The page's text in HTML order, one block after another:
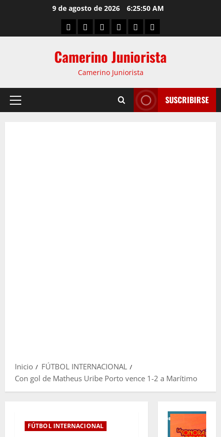
9 de agosto de 2026 6:25:50 AM
Camerino Juniorista
Camerino Juniorista
SUSCRIBIRSE
Inicio
FÚTBOL INTERNACIONAL
Con gol de Matheus Uribe Porto vence 1-2 a Marítimo
FÚTBOL INTERNACIONAL